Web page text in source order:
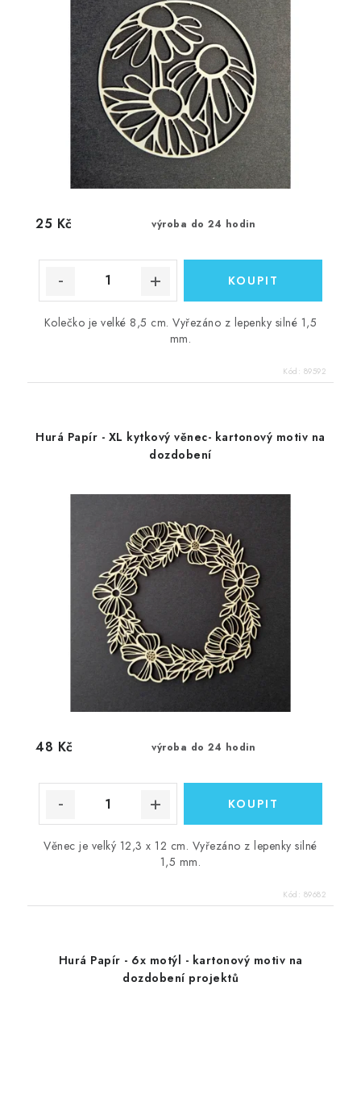
výroba do 24 hodin
25 Kč
Kolečko je velké 8,5 cm. Vyřezáno z lepenky silné 1,5
mm.
Kód: 89592
Hurá Papír - XL kytkový věnec- kartonový motiv na
dozdobení
výroba do 24 hodin
48 Kč
Věnec je velký 12,3 x 12 cm. Vyřezáno z lepenky silné
1,5 mm.
Kód: 89682
Hurá Papír - 6x motýl - kartonový motiv na
dozdobení projektů